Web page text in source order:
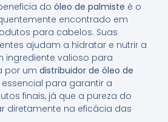
do óleo de palmiste é o
encontrado em
para cabelos. Suas
ajudam a hidratar e nutrir a
ingrediente valioso para
por um distribuidor de óleo de
para garantir a
finais, já que a pureza do
diretamente na eficácia das